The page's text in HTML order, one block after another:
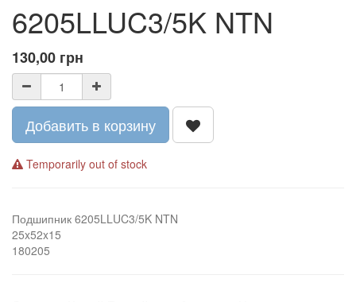
6205LLUC3/5K NTN
130,00 грн
Добавить в корзину
Temporarily out of stock
Подшипник 6205LLUC3/5K NTN
25x52x15
180205